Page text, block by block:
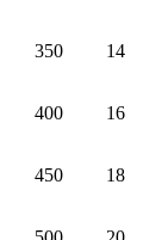
14
350
16
400
18
450